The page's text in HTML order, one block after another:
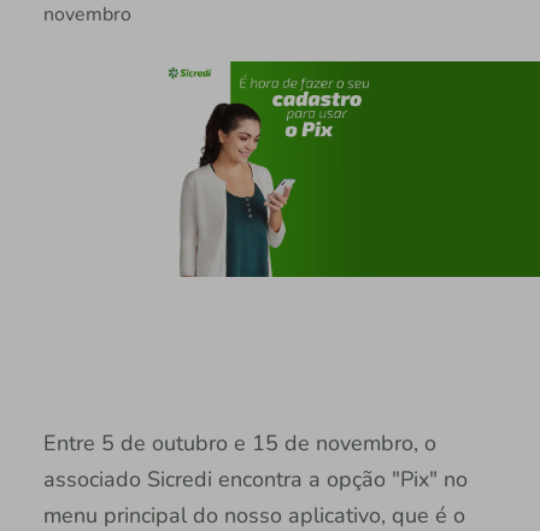
novembro
Entre 5 de outubro e 15 de novembro, o
associado Sicredi encontra a opção "Pix" no
menu principal do nosso aplicativo, que é o